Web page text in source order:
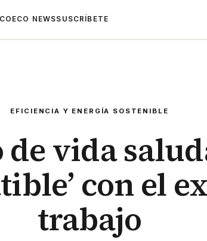
ECO NEWSSUSCRÍBETE
EFICIENCIA Y ENERGÍA SOSTENIBLE
vida
con el
trabajo